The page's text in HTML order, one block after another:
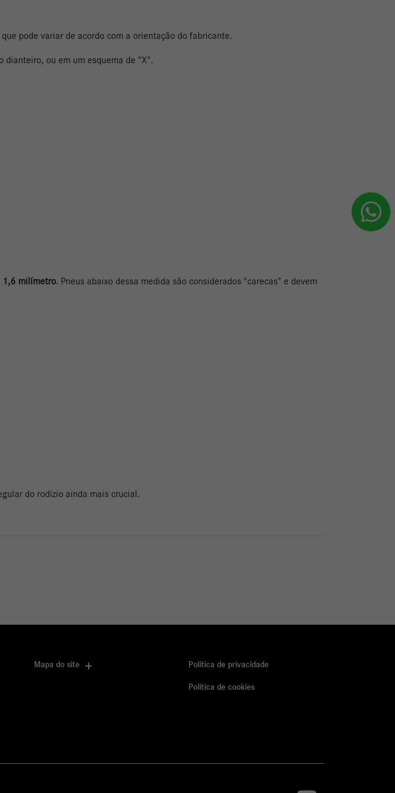
pode variar de acordo com a orientação do fabricante.
dianteiro, ou em um esquema de "X".
1,6 milímetro. Pneus abaixo dessa medida são considerados "carecas" e devem
do rodízio ainda mais crucial.
Mapa do site Política de privacidade
Política de cookies